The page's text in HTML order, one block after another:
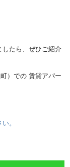
したら、ぜひご紹介
）での 賃貸アパー
。